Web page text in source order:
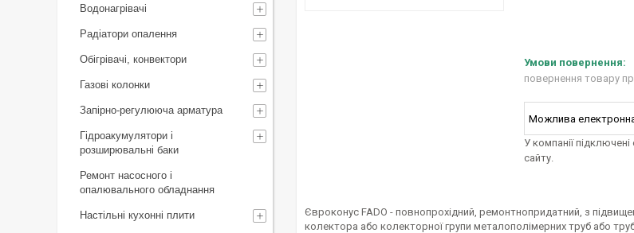
повернення товару
У компанії
сайту.
Євроконус FADO - повнопрохідний, ремонтнопридатний, з
колектора або колекторної групи металополімерних труб або
Водонагрівачі
Радіатори опалення
Обігрівачі, конвектори
Газові колонки
Запірно-регулююча арматура
Гідроакумулятори і
розширювальні баки
Ремонт насосного і
опалювального обладнання
Настільні кухонні плити